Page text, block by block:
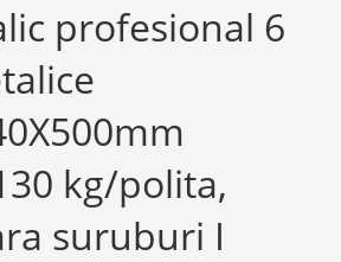
profesional 6
kg/polita,
suruburi I